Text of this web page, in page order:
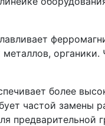
более
частой замены
предварительной